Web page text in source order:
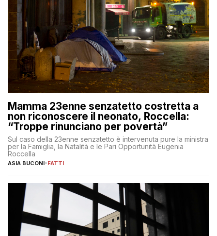
Mamma 23enne senzatetto costretta a
non riconoscere il neonato, Roccella:
“Troppe rinunciano per povertà”
Sul caso della 23enne senzatetto è intervenuta pure la ministra
per la Famiglia, la Natalità e le Pari Opportunità Eugenia
Roccella
ASIA BUCONI-FATTI